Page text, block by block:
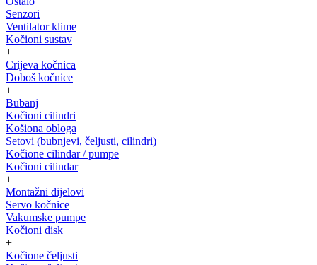
Senzori
Ventilator klime
Kočioni sustav
+
Crijeva kočnica
Doboš kočnice
+
Bubanj
Kočioni cilindri
Košiona obloga
Setovi (bubnjevi, čeljusti, cilindri)
Kočione cilindar / pumpe
Kočioni cilindar
+
Montažni dijelovi
Servo kočnice
Vakumske pumpe
Kočioni disk
+
Kočione čeljusti